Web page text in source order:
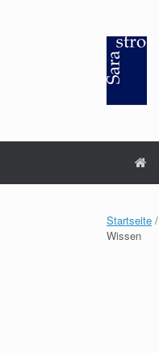
Startseite /
Wissen